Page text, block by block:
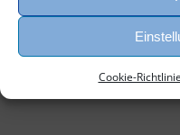
Cookie-Richtlinie